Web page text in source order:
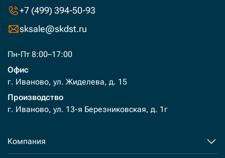
+7 (499) 394-50-93
sksale@skdst.ru
Пн-Пт 8:00–17:00
Офис
г. Иваново, ул. Жиделева, д. 15
Производство
г. Иваново, ул. 13-я Березниковская, д. 1г
Компания